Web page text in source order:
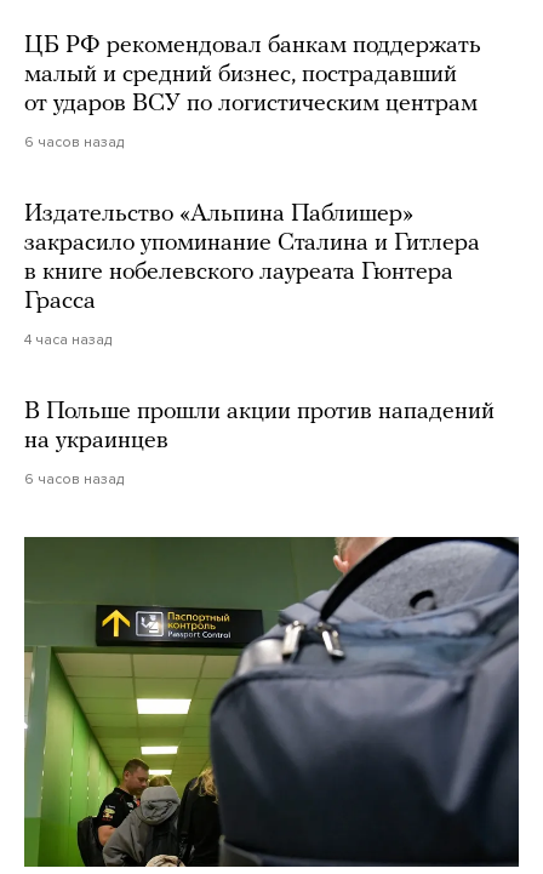
ЦБ РФ рекомендовал банкам поддержать
малый и средний бизнес, пострадавший
от ударов ВСУ по логистическим центрам
6 часов назад
Издательство «Альпина Паблишер»
закрасило упоминание Сталина и Гитлера
в книге нобелевского лауреата Гюнтера
Грасса
4 часа назад
В Польше прошли акции против нападений
на украинцев
6 часов назад